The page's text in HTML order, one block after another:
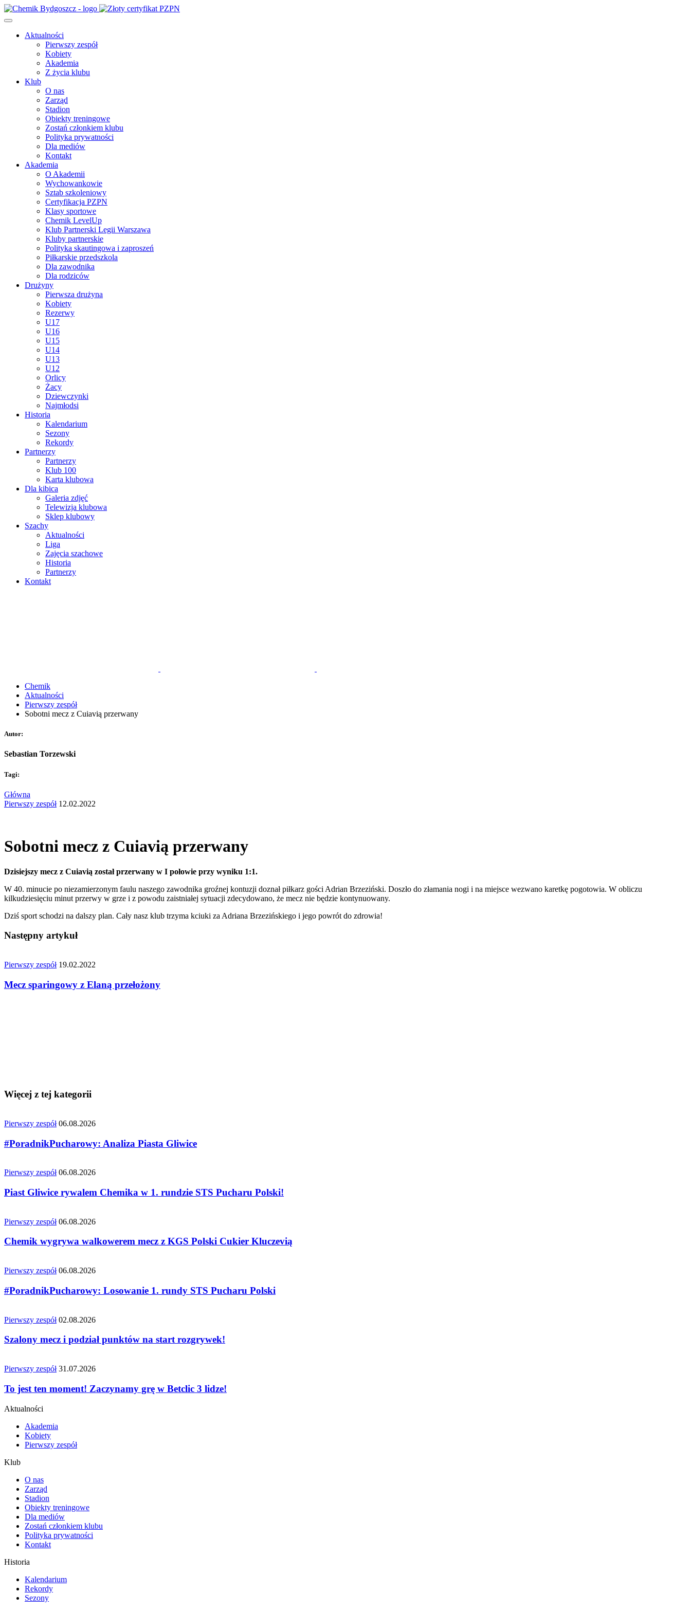
Aktualności
Pierwszy zespół
Kobiety
Akademia
Z życia klubu
Klub
O nas
Zarząd
Stadion
Obiekty treningowe
Zostań członkiem klubu
Polityka prywatności
Dla mediów
Kontakt
Akademia
O Akademii
Wychowankowie
Sztab szkoleniowy
Certyfikacja PZPN
Klasy sportowe
Chemik LevelUp
Klub Partnerski Legii Warszawa
Kluby partnerskie
Polityka skautingowa i zaproszeń
Piłkarskie przedszkola
Dla zawodnika
Dla rodziców
Drużyny
Pierwsza drużyna
Kobiety
Rezerwy
U17
U16
U15
U14
U13
U12
Orlicy
Żacy
Dziewczynki
Najmłodsi
Historia
Kalendarium
Sezony
Rekordy
Partnerzy
Partnerzy
Klub 100
Karta klubowa
Dla kibica
Galeria zdjęć
Telewizja klubowa
Sklep klubowy
Szachy
Aktualności
Liga
Zajęcia szachowe
Historia
Partnerzy
Kontakt
Chemik
Aktualności
Pierwszy zespół
Sobotni mecz z Cuiavią przerwany
Autor:
Sebastian Torzewski
Tagi:
Główna
Pierwszy zespół 12.02.2022
Sobotni mecz z Cuiavią przerwany
Dzisiejszy mecz z Cuiavią został przerwany w I połowie przy wyniku 1:1.
W 40. minucie po niezamierzonym faulu naszego zawodnika groźnej kontuzji doznał piłkarz gości Adrian Brzeziński. Doszło do złamania nogi i na miejsce wezwano karetkę pogotowia. W obliczu
kilkudziesięciu minut przerwy w grze i z powodu zaistniałej sytuacji zdecydowano, że mecz nie będzie kontynuowany.
Dziś sport schodzi na dalszy plan. Cały nasz klub trzyma kciuki za Adriana Brzezińskiego i jego powrót do zdrowia!
Następny artykuł
Pierwszy zespół 19.02.2022
Mecz sparingowy z Elaną przełożony
Więcej z tej kategorii
Pierwszy zespół 06.08.2026
#PoradnikPucharowy: Analiza Piasta Gliwice
Pierwszy zespół 06.08.2026
Piast Gliwice rywalem Chemika w 1. rundzie STS Pucharu Polski!
Pierwszy zespół 06.08.2026
Chemik wygrywa walkowerem mecz z KGS Polski Cukier Kluczevią
Pierwszy zespół 06.08.2026
#PoradnikPucharowy: Losowanie 1. rundy STS Pucharu Polski
Pierwszy zespół 02.08.2026
Szalony mecz i podział punktów na start rozgrywek!
Pierwszy zespół 31.07.2026
To jest ten moment! Zaczynamy grę w Betclic 3 lidze!
Aktualności
Akademia
Kobiety
Pierwszy zespół
Klub
O nas
Zarząd
Stadion
Obiekty treningowe
Dla mediów
Zostań członkiem klubu
Polityka prywatności
Kontakt
Historia
Kalendarium
Rekordy
Sezony